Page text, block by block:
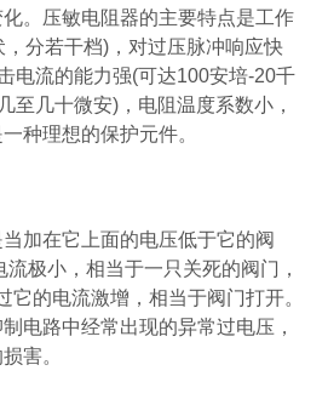
。压敏电阻器的主要特点是工作
，分若干档) ，对过压脉冲响应快
电流的能力强(可达100安培-20千
至几十微安) ，电阻温度系数小，
种理想的保护元件。
加在它上面的电压低于它的阀
流极小，相当于一只关死的阀门，
它的电流激增，相当于阀门打开。
电路中经常出现的异常过电压，
害。